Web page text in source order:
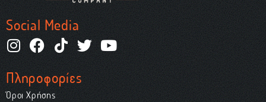
Social Media
Πληροφορίες
Όροι Χρήσης